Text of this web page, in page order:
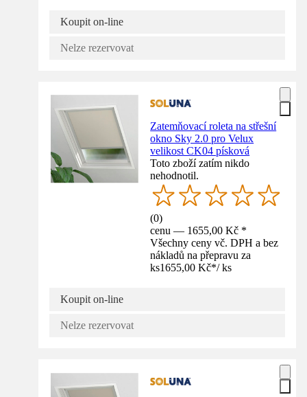
Koupit on-line
Nelze rezervovat
Zatemňovací roleta na střešní
okno Sky 2.0 pro Velux
velikost CK04 písková
Toto zboží zatím nikdo
nehodnotil.
(0)
cenu — 1655,00 Kč *
Všechny ceny vč. DPH a bez
nákladů na přepravu za
ks1655,00 Kč*/ ks
Koupit on-line
Nelze rezervovat